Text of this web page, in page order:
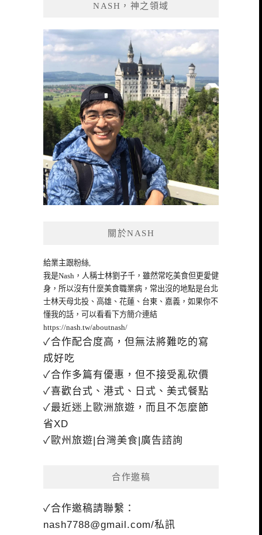
NASH，神之領域
關於NASH
給業主跟粉絲,
我是Nash，人稱士林劉子千，雖然常吃美食但更愛健
身，所以沒有什麼美食職業病，常出沒的地點是台北
士林天母北投、高雄、花蓮、台東、嘉義，如果你不
懂我的話，可以看看下方簡介連結
https://nash.tw/aboutnash/
✓合作配合度高，但無法將難吃的寫
成好吃
✓合作多篇有優惠，但不接受亂砍價
✓喜歡台式、港式、日式、美式餐點
✓最近迷上歐洲旅遊，而且不怎麼節
省XD
✓歐州旅遊|台灣美食|廣告諮詢
合作邀稿
✓合作邀稿請聯繫：
nash7788@gmail.com/私訊